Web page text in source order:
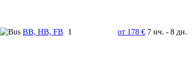
BB, HB, FB 1 от 178 € 7 нч. - 8 дн.